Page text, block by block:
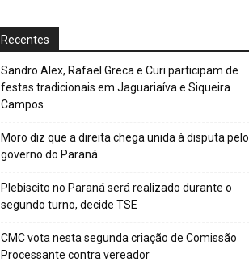
Recentes
Sandro Alex, Rafael Greca e Curi participam de
festas tradicionais em Jaguariaíva e Siqueira
Campos
Moro diz que a direita chega unida à disputa pelo
governo do Paraná
Plebiscito no Paraná será realizado durante o
segundo turno, decide TSE
CMC vota nesta segunda criação de Comissão
Processante contra vereador